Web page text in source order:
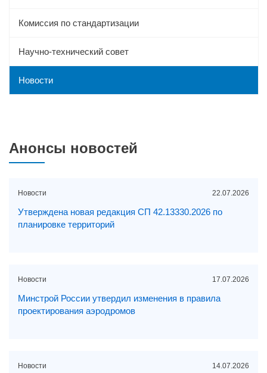
Комиссия по стандартизации
Научно-технический совет
Новости
Анонсы новостей
Новости 22.07.2026
Утверждена новая редакция СП 42.13330.2026 по
планировке территорий
Новости 17.07.2026
Минстрой России утвердил изменения в правила
проектирования аэродромов
Новости 14.07.2026